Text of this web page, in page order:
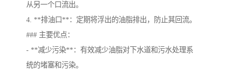
从另一个口流出。
4. **排油口**：定期将浮出的油脂排出，防止其回流。
### 主要优点：
- **减少污染**：有效减少油脂对下水道和污水处理系
统的堵塞和污染。